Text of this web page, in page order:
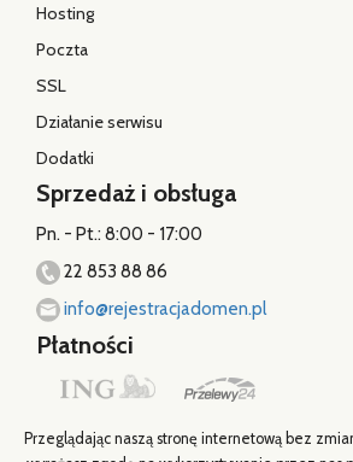
Hosting
Poczta
SSL
Działanie serwisu
Dodatki
Sprzedaż i obsługa
Pn. - Pt.: 8:00 - 17:00
22 853 88 86
info@rejestracjadomen.pl
Płatności
Przeglądając naszą stronę internetową bez